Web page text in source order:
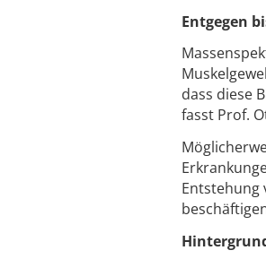
Entgegen
dass diese
fasst Prof.
Entstehung